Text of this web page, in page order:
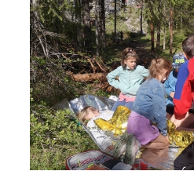
Opération de sauvetage